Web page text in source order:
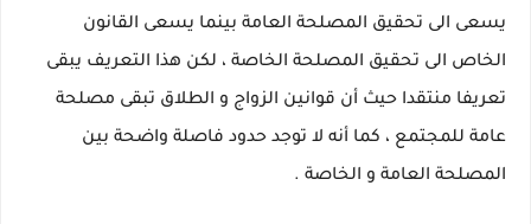
يسعى الى تحقيق المصلحة العامة بينما يسعى القانون
الخاص الى تحقيق المصلحة الخاصة ، لكن هذا التعريف يبقى
تعريفا منتقدا حيث أن قوانين الزواج و الطلاق تبقى مصلحة
عامة للمجتمع ، كما أنه لا توجد حدود فاصلة واضحة بين
المصلحة العامة و الخاصة .